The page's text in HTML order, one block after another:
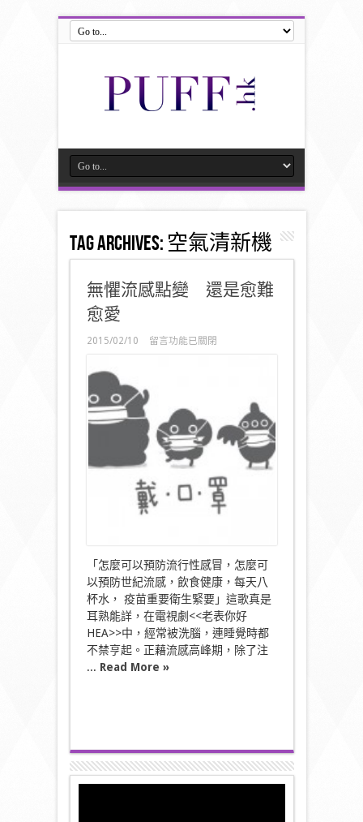
Tag Archives: 空氣清新機
無懼流感點變 還是愈難
愈愛
2015/02/10
在
感
變
還
是
愈
愛〉
留言功能已關閉
「怎麼可以預防流行性感冒，怎麼可
以預防世紀流感，飲食健康，每天八
杯水， 疫苗重要衛生緊要」這歌真是
耳熟能詳，在電視劇<<老表你好
HEA>>中，經常被洗腦，連睡覺時都
不禁亨起。正藉流感高峰期，除了注
... Read More »